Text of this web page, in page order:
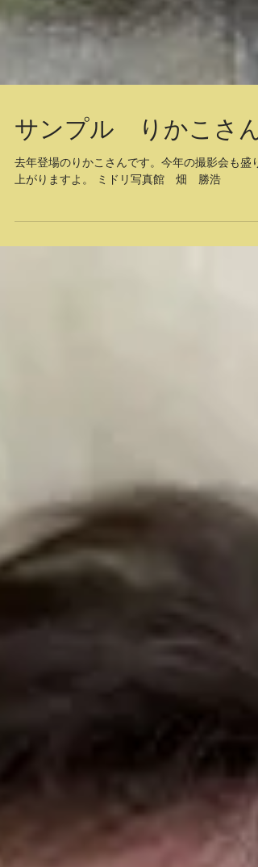
サンプル りかこさん
去年登場のりかこさんです。今年の撮影会も盛り
上がりますよ。 ミドリ写真館 畑 勝浩